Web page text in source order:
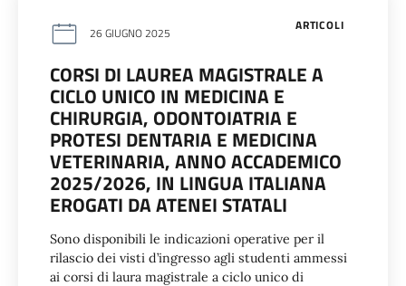
ARTICOLI
26 GIUGNO 2025
CORSI DI LAUREA MAGISTRALE A
CICLO UNICO IN MEDICINA E
CHIRURGIA, ODONTOIATRIA E
PROTESI DENTARIA E MEDICINA
VETERINARIA, ANNO ACCADEMICO
2025/2026, IN LINGUA ITALIANA
EROGATI DA ATENEI STATALI
Sono disponibili le indicazioni operative per il
rilascio dei visti d’ingresso agli studenti ammessi
ai corsi di laura magistrale a ciclo unico di